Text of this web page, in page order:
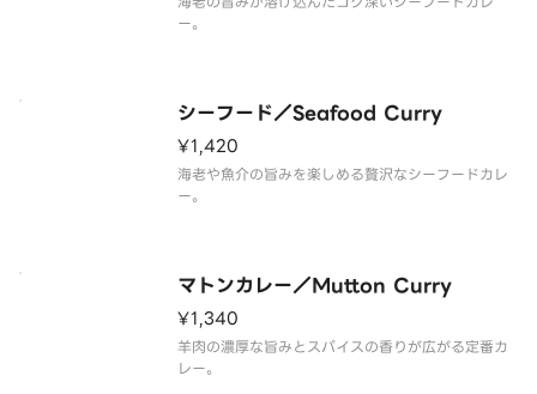
ー。
シーフード／Seafood Curry
¥1,420
海老や魚介の旨みを楽しめる贅沢なシーフードカレ
ー。
マトンカレー／Mutton Curry
¥1,340
羊肉の濃厚な旨みとスパイスの香りが広がる定番カ
レー。